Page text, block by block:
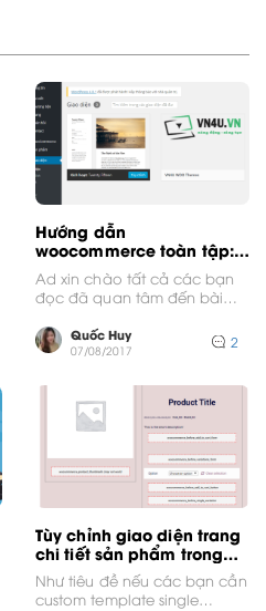
Hướng dẫn
woocommerce toàn tập:
Bài 1
Ad xin chào tất cả các bạn
đọc đã quan tâm đến bài
Quốc Huy
07/08/2017 2
Tùy chỉnh giao diện trang
chi tiết sản phẩm trong
woocommerce
Như tiêu đề nếu các bạn cần
custom template single